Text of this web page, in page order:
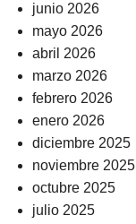
junio 2026
mayo 2026
abril 2026
marzo 2026
febrero 2026
enero 2026
diciembre 2025
noviembre 2025
octubre 2025
julio 2025